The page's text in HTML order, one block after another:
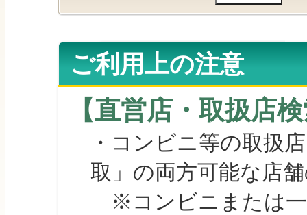
ご利用上の注意
【直営店・取扱店
・コンビニ等の取扱
取」の両方可能な店
※コンビニまたは一